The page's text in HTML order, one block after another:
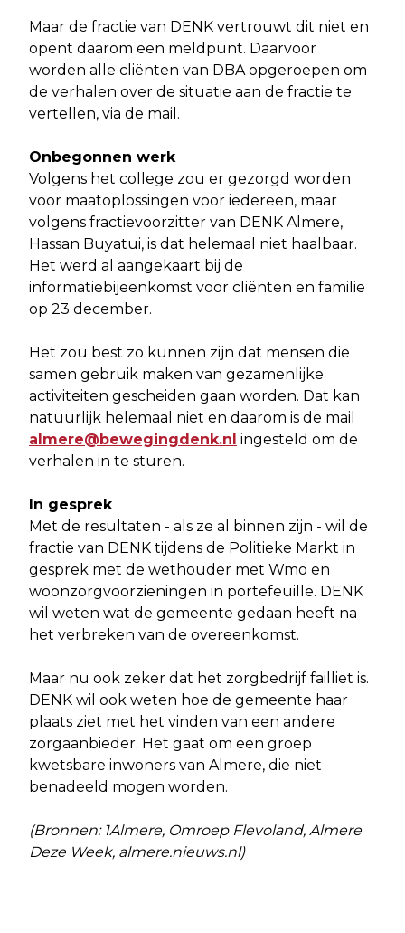
Maar de fractie van DENK vertrouwt dit niet en
opent daarom een meldpunt. Daarvoor
worden alle cliënten van DBA opgeroepen om
de verhalen over de situatie aan de fractie te
vertellen, via de mail.
Onbegonnen werk
Volgens het college zou er gezorgd worden
voor maatoplossingen voor iedereen, maar
volgens fractievoorzitter van DENK Almere,
Hassan Buyatui, is dat helemaal niet haalbaar.
Het werd al aangekaart bij de
informatiebijeenkomst voor cliënten en familie
op 23 december.
Het zou best zo kunnen zijn dat mensen die
samen gebruik maken van gezamenlijke
activiteiten gescheiden gaan worden. Dat kan
natuurlijk helemaal niet en daarom is de mail
almere@bewegingdenk.nl ingesteld om de
verhalen in te sturen.
In gesprek
Met de resultaten - als ze al binnen zijn - wil de
fractie van DENK tijdens de Politieke Markt in
gesprek met de wethouder met Wmo en
woonzorgvoorzieningen in portefeuille. DENK
wil weten wat de gemeente gedaan heeft na
het verbreken van de overeenkomst.
Maar nu ook zeker dat het zorgbedrijf failliet is.
DENK wil ook weten hoe de gemeente haar
plaats ziet met het vinden van een andere
zorgaanbieder. Het gaat om een groep
kwetsbare inwoners van Almere, die niet
benadeeld mogen worden.
(Bronnen: 1Almere, Omroep Flevoland, Almere
Deze Week, almere.nieuws.nl)